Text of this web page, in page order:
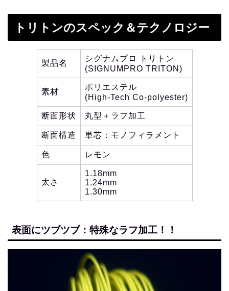
トリトンのスペック＆テクノロジー
製品名
シグナムプロ トリトン
(SIGNUMPRO TRITON)
素材
ポリエステル
(High-Tech Co-polyester)
断面形状 丸型＋ラフ加工
断面構造 単芯：モノフィラメント
色 レモン
太さ
1.18mm
1.24mm
1.30mm
表面にツブツブ：特殊なラフ加工！！